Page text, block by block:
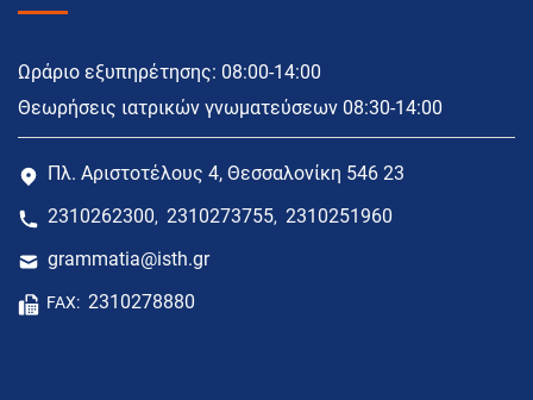
Ωράριο εξυπηρέτησης: 08:00-14:00
Θεωρήσεις ιατρικών γνωματεύσεων 08:30-14:00
Πλ. Αριστοτέλους 4, Θεσσαλονίκη 546 23
2310262300, 2310273755, 2310251960
grammatia@isth.gr
FAX: 2310278880